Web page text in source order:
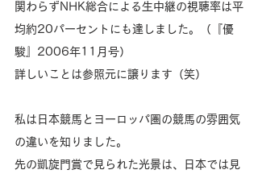
関わらずNHK総合による生中継の視聴率は平
均約20パーセントにも達しました。（『優
駿』2006年11月号）
詳しいことは参照元に譲ります（笑）
私は日本競馬とヨーロッパ圏の競馬の雰囲気
の違いを知りました。
先の凱旋門賞で見られた光景は、日本では見